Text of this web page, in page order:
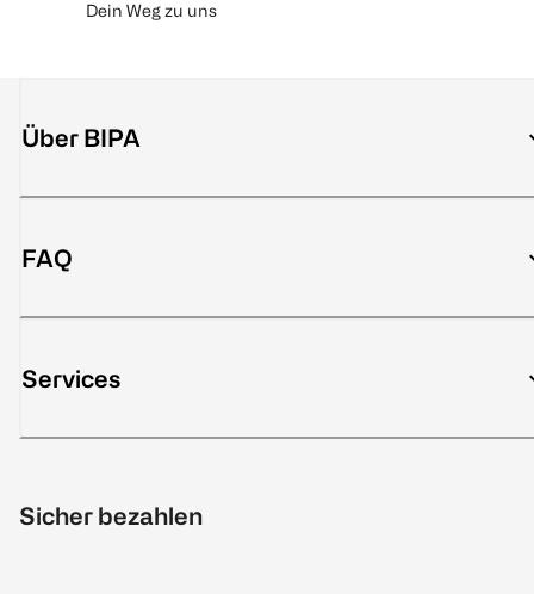
Dein Weg zu uns
Über BIPA
FAQ
Services
Sicher bezahlen